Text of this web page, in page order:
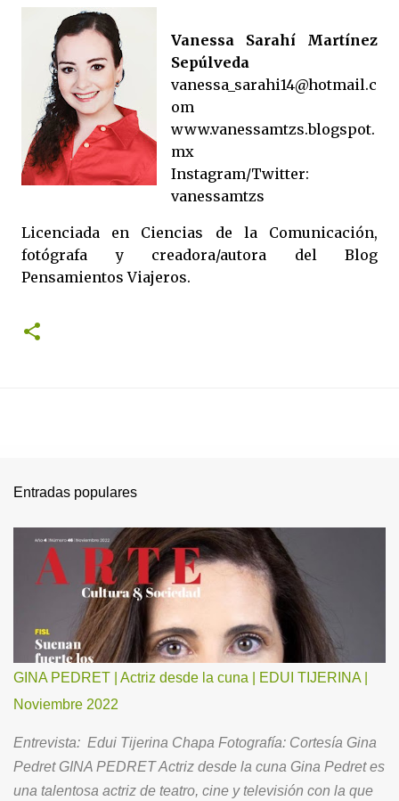
Vanessa Sarahí Martínez
Sepúlveda
vanessa_sarahi14@hotmail.c
om
www.vanessamtzs.blogspot.
mx
Instagram/Twitter:
vanessamtzs
Licenciada en Ciencias de la Comunicación,
fotógrafa y creadora/autora del Blog
Pensamientos Viajeros.
Entradas populares
GINA PEDRET | Actriz desde la cuna | EDUI TIJERINA |
Noviembre 2022
Entrevista: Edui Tijerina Chapa Fotografía: Cortesía Gina
Pedret GINA PEDRET Actriz desde la cuna Gina Pedret es
una talentosa actriz de teatro, cine y televisión con la que